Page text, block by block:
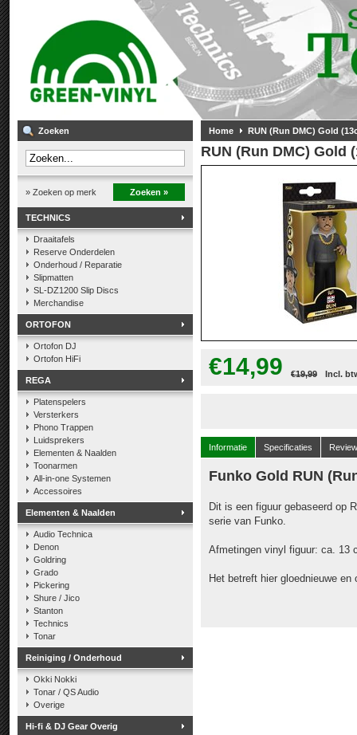
Zoeken
» Zoeken op merk Zoeken »
TECHNICS
Draaitafels
Reserve Onderdelen
Onderhoud / Reparatie
Slipmatten
SL-DZ1200 Slip Discs
Merchandise
ORTOFON
Ortofon DJ
Ortofon HiFi
REGA
Platenspelers
Versterkers
Phono Trappen
Luidsprekers
Elementen & Naalden
Toonarmen
All-in-one Systemen
Accessoires
Elementen & Naalden
Audio Technica
Denon
Goldring
Grado
Pickering
Shure / Jico
Stanton
Technics
Tonar
Reiniging / Onderhoud
Okki Nokki
Tonar / QS Audio
Overige
Hi-fi & DJ Gear Overig
Home RUN (Run DMC) Gold
RUN (Run DMC) Gold
€14,99 €19,99 Incl.
Informatie Specificaties
Funko Gold RUN
Dit is een figuur gebaseerd op
serie van Funko.
Afmetingen vinyl figuur: ca. 13
Het betreft hier gloednieuwe